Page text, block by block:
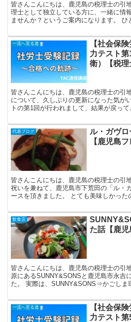
皆さんこんにちは、鹿児島の税理士の引
理士として独立している方に、一緒に情
ませんか？というご案内になります。 ひ
一流へ至る道
【社会保
力テスト
衛）【税
皆さんこんにちは、鹿児島の税理士の引
について、久しぶりの更新になった気が
トの第1回が行われまして、結果が戻っ
代表ブログ
ル・ガヴロ
【鹿児島フ
皆さんこんにちは、鹿児島の税理士の引
祝いを兼ねて、鹿児島市下荒田の「ル・
ースを頂きました。 とても美味しかった
飲食店
た話【鹿児
皆さんこんにちは、鹿児島の税理士の引
原にあるSUNNY&SONSと鹿児島市永吉
た。 実際は、SUNNY&SONS⇒かごし
一流へ至る道
【社会保
力テスト